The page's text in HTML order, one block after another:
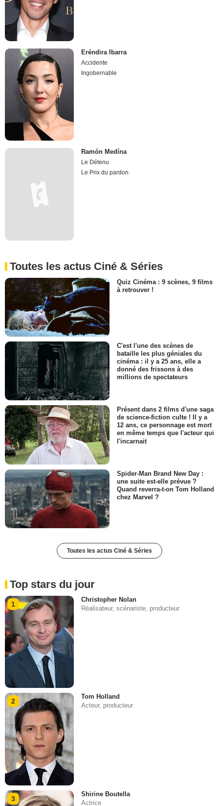
Eréndira Ibarra
Accidente
Ingobernable
Ramón Medína
Le Détenu
Le Prix du pardon
Toutes les actus Ciné & Séries
Quiz Cinéma : 9 scènes, 9 films
à retrouver !
C'est l'une des scènes de
bataille les plus géniales du
cinéma : il y a 25 ans, elle a
donné des frissons à des
millions de spectateurs
Présent dans 2 films d'une saga
de science-fiction culte ! Il y a
12 ans, ce personnage est mort
en même temps que l'acteur qui
l'incarnait
Spider-Man Brand New Day :
une suite est-elle prévue ?
Quand reverra-t-on Tom Holland
chez Marvel ?
Toutes les actus Ciné & Séries
Top stars du jour
1
Christopher Nolan
Réalisateur, scénariste, producteur
2
Tom Holland
Acteur, producteur
3
Shirine Boutella
Actrice